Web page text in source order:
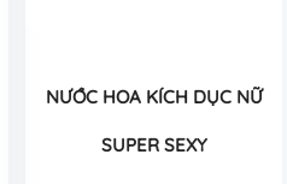
NƯỚC HOA KÍCH DỤC NỮ
SUPER SEXY